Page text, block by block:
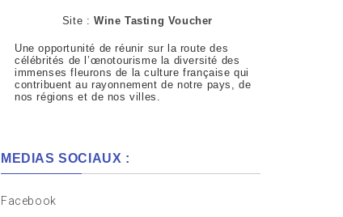
Site :Wine Tasting Voucher
Une opportunité de réunir sur la route des
célébrités de l’œnotourisme la diversité des
immenses fleurons de la culture française qui
contribuent au rayonnement de notre pays, de
nos régions et de nos villes.
MEDIAS SOCIAUX :
Facebook